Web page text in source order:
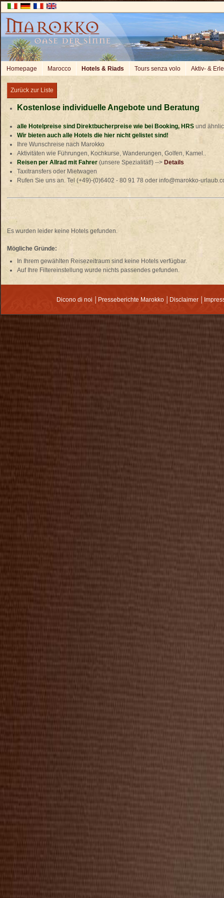
Homepage Marocco Hotels & Riads Tours senza volo Aktiv- &
Zurück zur Liste
Kostenlose individuelle Angebote und Beratung
alle Hotelpreise sind Direktbucherpreise wie bei Booking, HRS und
Wir bieten auch alle Hotels die hier nicht gelistet sind!
Ihre Wunschreise nach Marokko
Aktivitäten wie Führungen, Kochkurse, Wanderungen, Golfen, Kamel..
Reisen per Allrad mit Fahrer (unsere Spezialität!) --> Details
Taxitransfers oder Mietwagen
Rufen Sie uns an. Tel (+49)-(0)6402 - 80 91 78 oder info@marokko-
Es wurden leider keine Hotels gefunden.
Mögliche Gründe:
In Ihrem gewählten Reisezeitraum sind keine Hotels verfügbar.
Auf Ihre Filtereinstellung wurde nichts passendes gefunden.
Dicono di noi Presseberichte Marokko Disclaimer